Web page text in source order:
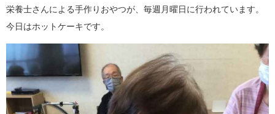
栄養士さんによる手作りおやつが、毎週月曜日に行われています。
今日はホットケーキです。